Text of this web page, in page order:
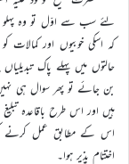
لئے سب سے اوّل تو وہ پہلو
حالتوں میں پہلے پاک
بن جائے تو پھر سوال ہی نہیں
ہیں اور اس طرح باقاعدہ
اس کے مطابق عمل کرنے کی
اختتام پذیر ہوا۔